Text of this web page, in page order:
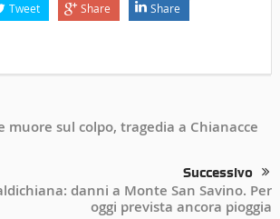
Tweet Share Share
muore sul colpo, tragedia a Chianacce
Successivo
danni a Monte San Savino. Per
oggi prevista ancora pioggia